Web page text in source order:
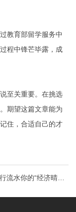
教育部留学服务中
程中锋芒毕露，成
至关重要。在挑选
期望这篇文章能为
住，合适自己的才
流水你的“经济晴雨
懂它？